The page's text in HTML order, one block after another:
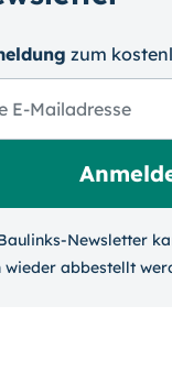
zum
Newsletter
wieder ab­bestellt